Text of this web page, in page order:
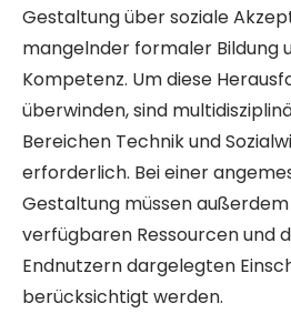
Gestaltung über soziale
mangelnder formaler Bildung
Kompetenz. Um diese
überwinden, sind
Bereichen Technik und
erforderlich. Bei einer
Gestaltung müssen
verfügbaren Ressourcen und
Endnutzern dargelegten
berücksichtigt werden.